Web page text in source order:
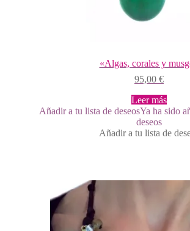
«Algas, corales y
95,00 €
Leer más
Añadir a tu lista de deseosYa ha sido
deseos
Añadir a tu lista de